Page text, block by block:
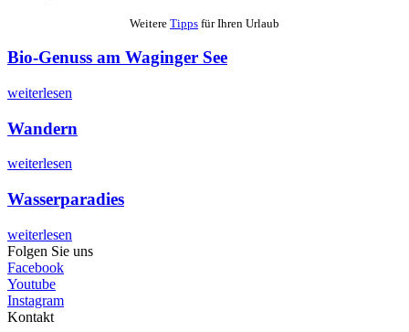
Weitere Tipps für Ihren Urlaub
Bio-Genuss am Waginger See
weiterlesen
Wandern
weiterlesen
Wasserparadies
weiterlesen
Folgen Sie uns
Facebook
Youtube
Instagram
Kontakt